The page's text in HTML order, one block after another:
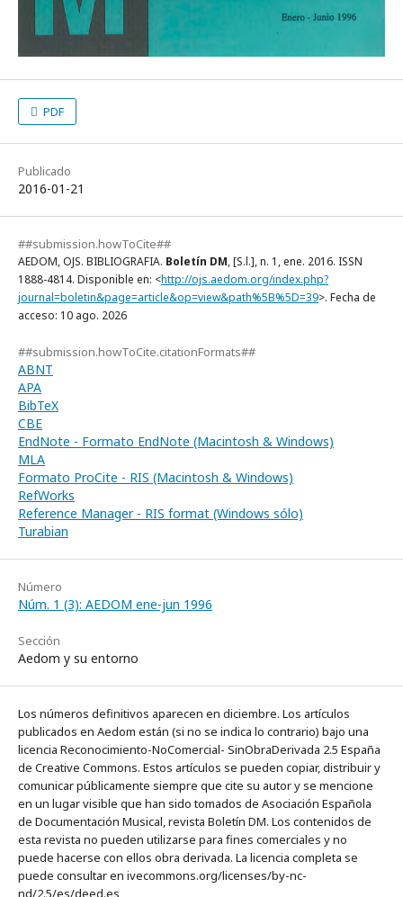
PDF
Publicado
2016-01-21
##submission.howToCite##
AEDOM, OJS. BIBLIOGRAFIA. Boletín DM, [S.l.], n. 1, ene. 2016. ISSN
1888-4814. Disponible en: <http://ojs.aedom.org/index.php?
journal=boletin&page=article&op=view&path%5B%5D=39>. Fecha de
acceso: 10 ago. 2026
##submission.howToCite.citationFormats##
ABNT
APA
BibTeX
CBE
EndNote - Formato EndNote (Macintosh & Windows)
MLA
Formato ProCite - RIS (Macintosh & Windows)
RefWorks
Reference Manager - RIS format (Windows sólo)
Turabian
Número
Núm. 1 (3): AEDOM ene-jun 1996
Sección
Aedom y su entorno
Los números definitivos aparecen en diciembre. Los artículos
publicados en Aedom están (si no se indica lo contrario) bajo una
licencia Reconocimiento-NoComercial- SinObraDerivada 2.5 España
de Creative Commons. Estos artículos se pueden copiar, distribuir y
comunicar públicamente siempre que cite su autor y se mencione
en un lugar visible que han sido tomados de Asociación Española
de Documentación Musical, revista Boletín DM. Los contenidos de
esta revista no pueden utilizarse para fines comerciales y no
puede hacerse con ellos obra derivada. La licencia completa se
puede consultar en ivecommons.org/licenses/by-nc-
nd/2.5/es/deed.es